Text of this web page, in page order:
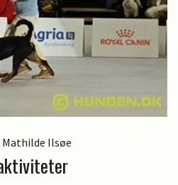
Mathilde Ilsøe